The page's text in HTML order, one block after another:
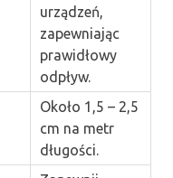
urządzeń,
zapewniając
prawidłowy
odpływ.
Około 1,5 – 2,5
cm na metr
długości.